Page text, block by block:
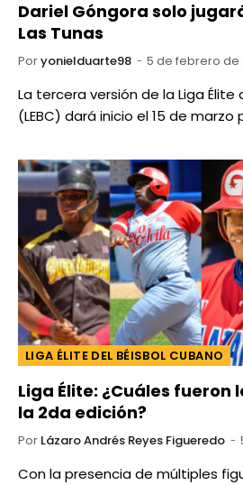
Dariel Góngora solo
Las Tunas
Poryonielduarte98 5 de febrero de
La tercera versión de la Liga Élite
(LEBC) dará inicio el 15 de marzo
LIGA ÉLITE DEL BÉISBOL CUBANO
Liga Élite: ¿Cuáles fueron
la 2da edición?
Por Lázaro Andrés Reyes Figueredo
Con la presencia de múltiples